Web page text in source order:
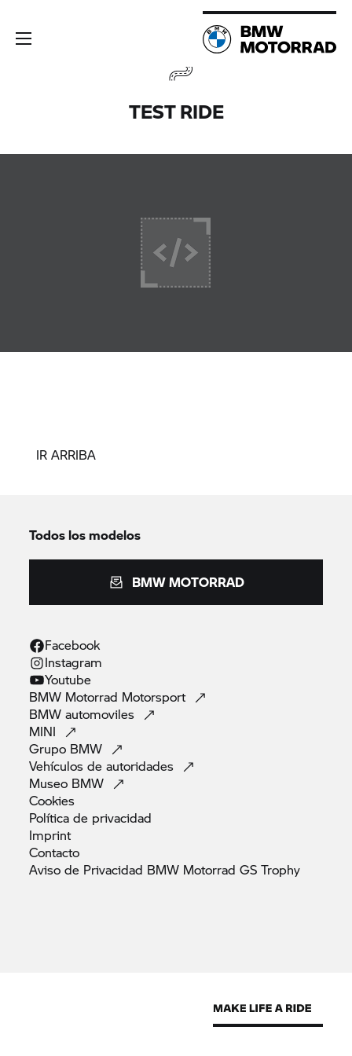
TEST RIDE
IR ARRIBA
Todos los modelos
BMW MOTORRAD
Facebook
Instagram
Youtube
BMW Motorrad Motorsport
BMWautomoviles
MINI
Grupo BMW
Vehículos deautoridades
Museo BMW
Cookies
Política de privacidad
Imprint
Contacto
Aviso de Privacidad BMW Motorrad GSTrophy